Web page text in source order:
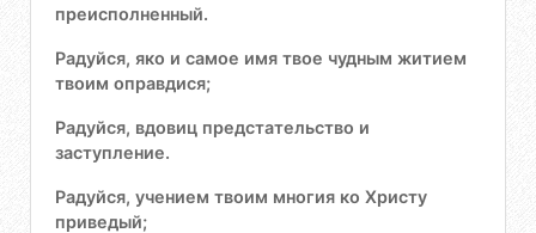
преисполненный.
Радуйся, яко и самое имя твое чудным житием
твоим оправдися;
Радуйся, вдовиц предстательство и
заступление.
Радуйся, учением твоим многия ко Христу
приведый;